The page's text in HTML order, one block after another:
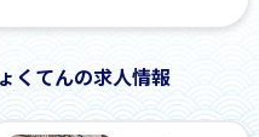
くてんの求人情報